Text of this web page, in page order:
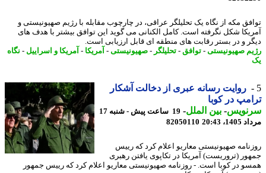
مکه از نگاه یک تحلیلگر عراقی، در چارچوب مقابله با رژیم صهیونیستی و
شکل نگرفته است. کامل الکنانی می گوید این توافق بیشتر با هدف های
و در بستر رقابت های منطقه ای قابل ارزیابی است.
صهیونیستی-توافق-تحلیلگر-صهیونیستی-آمریکا- آمریکا و اسراییل -نگاه
روایت رسانه عبری از دخالت آشکار
در کوبا
-بین الملل-
19 ساعت پیش - شنبه 17
20:43
82050110
صهیونیستی معاریو اعلام کرد که رییس
(تروریست) آمریکا در تکاپوی یافتن رهبری
در کوبا است. - روزنامه صهیونیستی معاریو اعلام کرد که رییس جمهور